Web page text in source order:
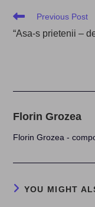
Read
articles
Previous Post
“Asa-s prietenii –
Florin Grozea
Florin Grozea -
YOU MIGHT